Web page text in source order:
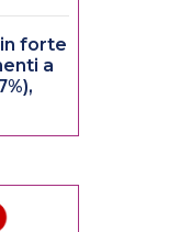
forte
a